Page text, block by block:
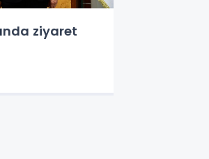
ziyaret